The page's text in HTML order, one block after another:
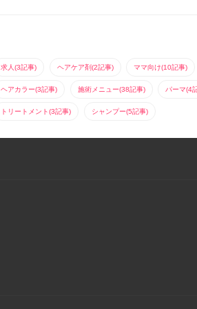
求人(3記事) ヘアケア剤(2記事) ママ向け(10記事)
ヘアカラー(3記事) 施術メニュー(38記事) パーマ(4
トリートメント(3記事) シャンプー(5記事)